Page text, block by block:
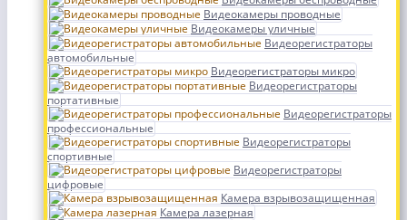
Видеокамеры проводные
Видеокамеры уличные
Видеорегистраторы
автомобильные
Видеорегистраторы микро
Видеорегистраторы
портативные
Видеорегистраторы
профессиональные
Видеорегистраторы
спортивные
Видеорегистраторы
цифровые
Камера взрывозащищенная
Камера лазерная